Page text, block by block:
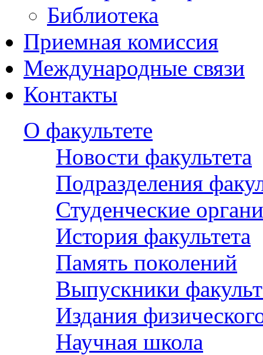
Библиотека
Приемная комиссия
Международные связи
Контакты
О факультете
Новости факультета
Подразделения
Студенческие
История факультета
Память поколений
Выпускники
Издания
Научная школа